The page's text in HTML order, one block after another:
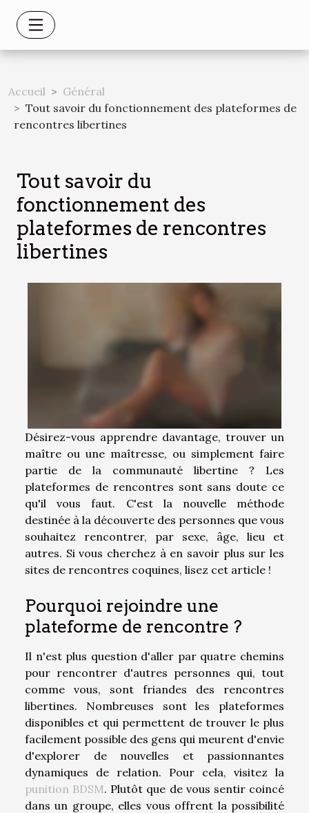
Accueil
Général
Tout savoir du fonctionnement des plateformes de
rencontres libertines
Tout savoir du
fonctionnement des
plateformes de rencontres
libertines
Désirez-vous apprendre davantage, trouver un
maître ou une maîtresse, ou simplement faire
partie de la communauté libertine ? Les
plateformes de rencontres sont sans doute ce
qu'il vous faut. C'est la nouvelle méthode
destinée à la découverte des personnes que vous
souhaitez rencontrer, par sexe, âge, lieu et
autres. Si vous cherchez à en savoir plus sur les
sites de rencontres coquines, lisez cet article !
Pourquoi rejoindre une
plateforme de rencontre ?
Il n'est plus question d'aller par quatre chemins
pour rencontrer d'autres personnes qui, tout
comme vous, sont friandes des rencontres
libertines. Nombreuses sont les plateformes
disponibles et qui permettent de trouver le plus
facilement possible des gens qui meurent d'envie
d'explorer de nouvelles et passionnantes
dynamiques de relation. Pour cela, visitez la
punition BDSM. Plutôt que de vous sentir coincé
dans un groupe, elles vous offrent la possibilité